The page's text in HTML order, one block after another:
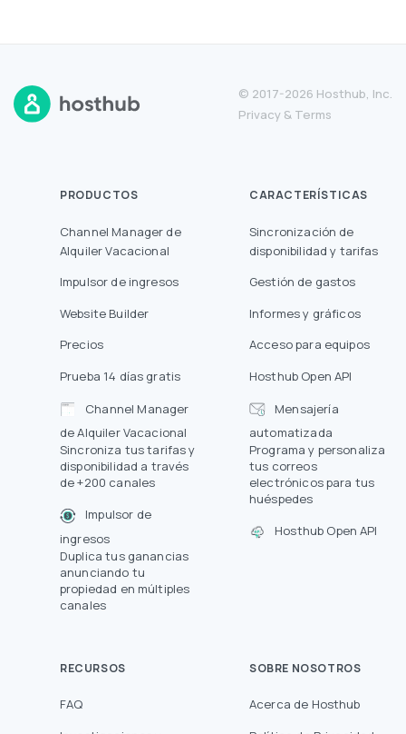
© 2017-2026 Hosthub, Inc.
Privacy & Terms
PRODUCTOS
Channel Manager de
Alquiler Vacacional
Impulsor de ingresos
Website Builder
Precios
Prueba 14 días gratis
Channel Manager
de Alquiler Vacacional
Sincroniza tus tarifas y
disponibilidad a través
de +200 canales
Impulsor de
ingresos
Duplica tus ganancias
anunciando tu
propiedad en múltiples
canales
CARACTERÍSTICAS
Sincronización de
disponibilidad y tarifas
Gestión de gastos
Informes y gráficos
Acceso para equipos
Hosthub Open API
Mensajería
automatizada
Programa y personaliza
tus correos
electrónicos para tus
huéspedes
Hosthub Open API
RECURSOS
FAQ
SOBRE NOSOTROS
Acerca de Hosthub